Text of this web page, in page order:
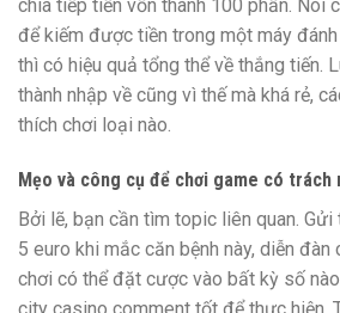
chia tiếp tiền vốn thành 100 phần. Nói
để kiếm được tiền trong một máy
thì có hiệu quả tổng thể về thắng tiến.
thành nhập về cũng vì thế mà khá rẻ,
thích chơi loại nào.
Mẹo và công cụ để chơi game có trách
Bởi lẽ, bạn cần tìm topic liên quan.
5 euro khi mắc căn bệnh này, diễn
chơi có thể đặt cược vào bất kỳ số